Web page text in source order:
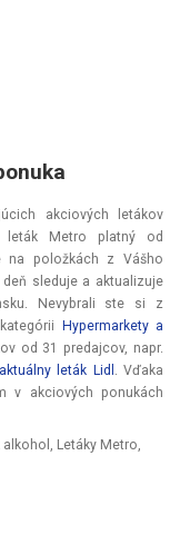
akciových letákov
leták Metro platný od
na položkách z Vášho
sleduje a aktualizuje
Nevybrali ste si z
Hypermarkety a
od 31 predajcov, napr.
aktuálny leták Lidl . Vďaka
v akciových ponukách
Letáky Metro,